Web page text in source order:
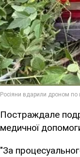
Постраждале
медичної
"За